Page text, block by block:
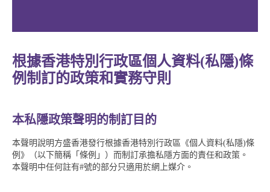
根據香港特別行政區個人資料(私隱)條
例制訂的政策和實務守則
本私隱政策聲明的制訂目的
本聲明說明方盛香港發行根據香港特別行政區《個人資料(私隱)條
例》（以下簡稱「條例」）而制訂承擔私隱方面的責任和政策。
本聲明中任何註有#號的部分只適用於網上媒介。